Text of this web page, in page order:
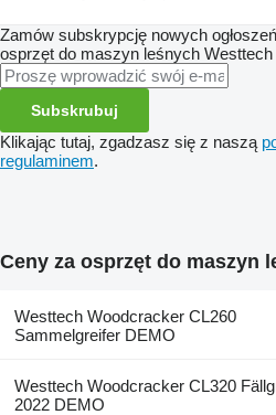
Zamów subskrypcję nowych
osprzęt do maszyn leśnych Westtech
Subskrubuj
Klikając tutaj, zgadzasz się z naszą
regulaminem.
Ceny za osprzęt do maszyn
Westtech Woodcracker CL260
Sammelgreifer DEMO
Westtech Woodcracker CL320
2022 DEMO